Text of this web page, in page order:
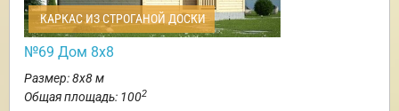
КАРКАС ИЗ СТРОГАНОЙ ДОСКИ
№69 Дом 8х8
Размер: 8х8 м
Общая площадь: 1002